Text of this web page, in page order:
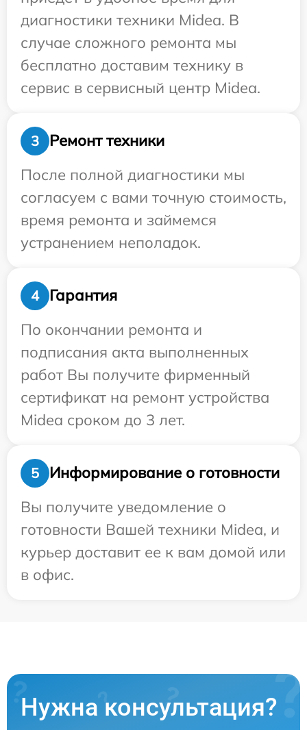
диагностики техники Midea. В
случае сложного ремонта мы
бесплатно доставим технику в
сервис в сервисный центр Midea.
3
Ремонт техники
После полной диагностики мы
согласуем с вами точную стоимость,
время ремонта и займемся
устранением неполадок.
4
Гарантия
По окончании ремонта и
подписания акта выполненных
работ Вы получите фирменный
сертификат на ремонт устройства
Midea сроком до 3 лет.
5
Информирование о готовности
Вы получите уведомление о
готовности Вашей техники Midea, и
курьер доставит ее к вам домой или
в офис.
Нужна консультация?